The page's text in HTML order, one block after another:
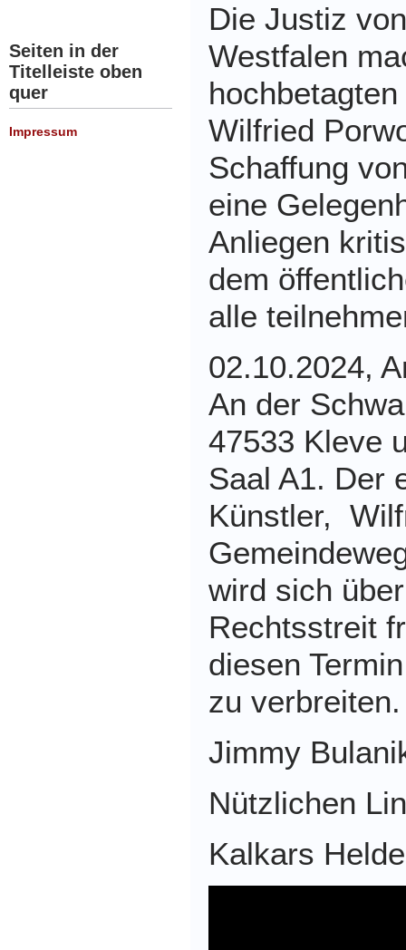
Seiten in der
Titelleiste oben
quer
Impressum
Die Justiz
Westfalen
Wilfried
Schaffung
eine
Anliegen
dem
alle
02.10.2024,
An der
47533 Kleve
Saal A1. Der
Künstler,
wird sich
Rechtsstreit
diesen
zu verbreiten.
Jimmy
Nützlichen
Kalkars